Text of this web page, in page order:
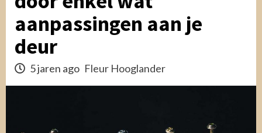
aanpassingen aan je
deur
5 jaren ago Fleur Hooglander